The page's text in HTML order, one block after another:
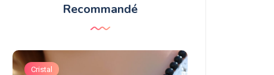
Recommandé
Cristal